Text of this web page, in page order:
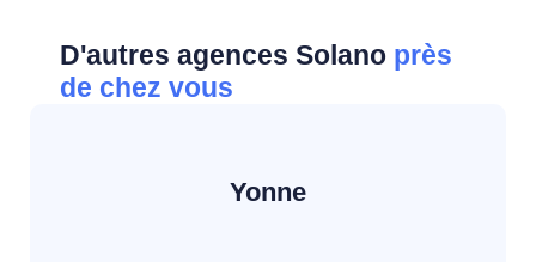
D'autres agences Solano près
de chez vous
Yonne